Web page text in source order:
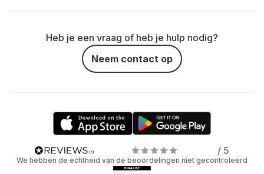
Heb je een vraag of heb je hulp nodig?
Neem contact op
/ 5
We hebben de echtheid van de beoordelingen niet gecontroleerd